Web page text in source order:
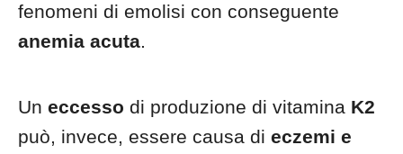
fenomeni di emolisi con conseguente
anemia acuta.
Un eccesso di produzione di vitamina K2
può, invece, essere causa di eczemi e